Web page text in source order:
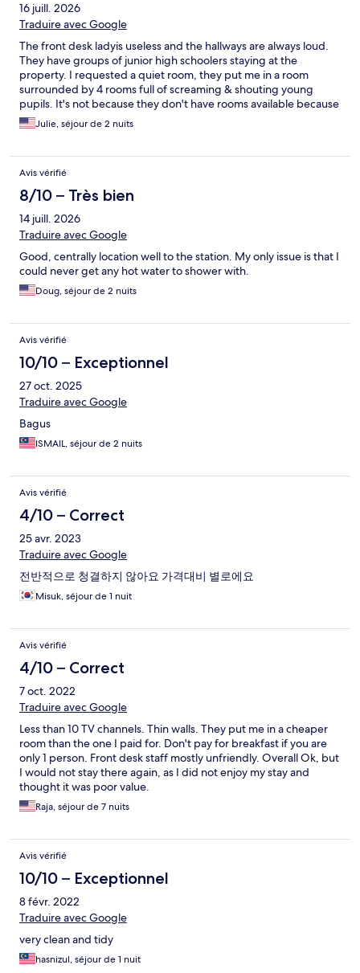
16 juill. 2026
Traduire avec Google
The front desk ladyis useless and the hallways are always loud.
They have groups of junior high schoolers staying at the
property. I requested a quiet room, they put me in a room
surrounded by 4 rooms full of screaming & shouting young
pupils. It's not because they don't have rooms available because
they moved me as soon as I complained about this. It's just a
useless front desk lady made a horrible arrangement. The
see on this site!!! The door frames are so old and rotten, you can
see from my picture, that it smells. However, the strongest smell
comes from their towels...... You wouldn't even dare to use it
because it smells so badly that I only used it for my feet. They
don't have breakfast area, coffee, bar, lounge, laundry, nothing
on site. Just an fyi.FYI. I got bit on my leg too and I only stayed
Julie, séjour de 2 nuits
Avis vérifié
8/10 – Très bien
14 juill. 2026
Traduire avec Google
Good, centrally location well to the station. My only issue is that I
could never get any hot water to shower with.
Doug, séjour de 2 nuits
Avis vérifié
10/10 – Exceptionnel
27 oct. 2025
Traduire avec Google
Bagus
ISMAIL, séjour de 2 nuits
Avis vérifié
4/10 – Correct
25 avr. 2023
Traduire avec Google
전반적으로 청결하지 않아요 가격대비 별로에요
Misuk, séjour de 1 nuit
Avis vérifié
4/10 – Correct
7 oct. 2022
Traduire avec Google
Less than 10 TV channels. Thin walls. They put me in a cheaper
room than the one I paid for. Don't pay for breakfast if you are
only 1 person. Front desk staff mostly unfriendly. Overall Ok, but
I would not stay there again, as I did not enjoy my stay and
thought it was poor value.
Raja, séjour de 7 nuits
Avis vérifié
10/10 – Exceptionnel
8 févr. 2022
Traduire avec Google
very clean and tidy
hasnizul, séjour de 1 nuit